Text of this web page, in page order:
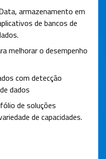
armazenamento em
de bancos de
melhorar o desempenho
com detecção
dados
de soluções
de capacidades.